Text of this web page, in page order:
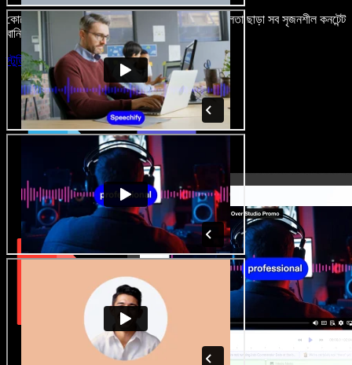
কোনো শেখার ঝামেলা নেই, শুধু ব্রাউজারে খুলুন—আর দুর্বলতা ছাড়া সব সৃজনশীল কনটেন্ট
বানিয়ে ফেলুন।
স্টুডিও চালু করুন